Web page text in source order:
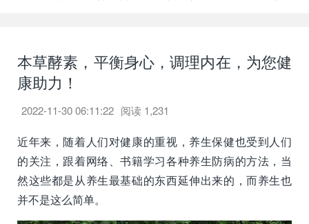
本草酵素，平衡身心，调理内在，为您健
康助力！
2022-11-30 06:11:22 阅读 1,231
近年来，随着人们对健康的重视，养生保健也受到人们
的关注，跟着网络、书籍学习各种养生防病的方法，当
然这些都是从养生最基础的东西延伸出来的，而养生也
并不是这么简单。